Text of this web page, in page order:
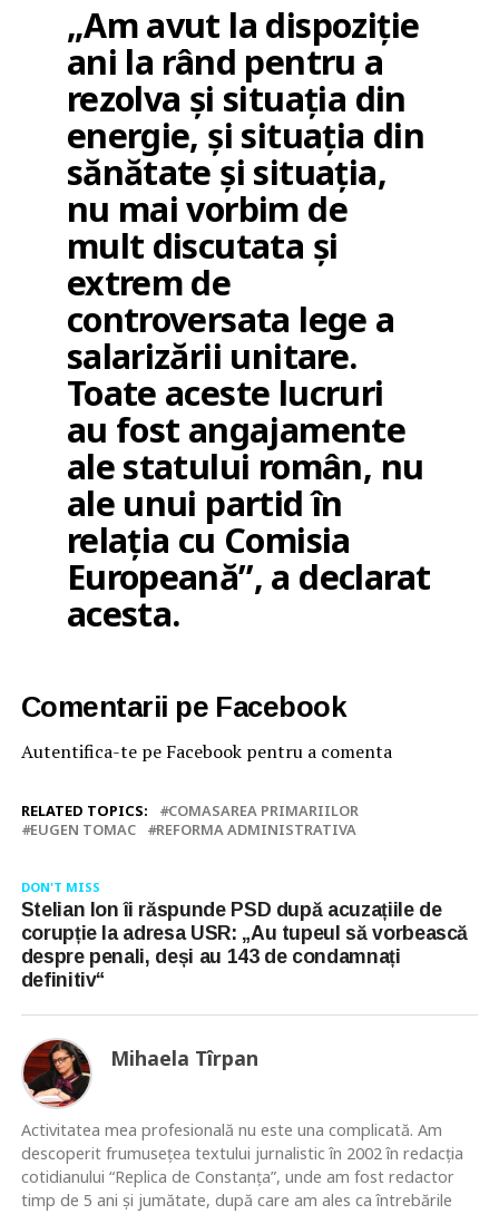
„Am avut la dispoziție
ani la rând pentru a
rezolva și situația din
energie, și situația din
sănătate și situația,
nu mai vorbim de
mult discutata și
extrem de
controversata lege a
salarizării unitare.
Toate aceste lucruri
au fost angajamente
ale statului român, nu
ale unui partid în
relația cu Comisia
Europeană”, a declarat
acesta.
Comentarii pe Facebook
Autentifica-te pe Facebook pentru a comenta
RELATED TOPICS:
COMASAREA PRIMARIILOR
EUGEN TOMAC
REFORMA ADMINISTRATIVA
DON'T MISS
Stelian Ion îi răspunde PSD după acuzațiile de
corupție la adresa USR: „Au tupeul să vorbească
despre penali, deși au 143 de condamnați
definitiv“
Mihaela Tîrpan
Activitatea mea profesională nu este una complicată. Am
descoperit frumusețea textului jurnalistic în 2002 în redacția
cotidianului “Replica de Constanța”, unde am fost redactor
timp de 5 ani și jumătate, după care am ales ca întrebările